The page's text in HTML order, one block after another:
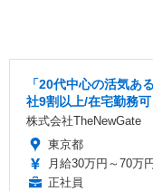
「20代中心の活気あ
社9割以上/在宅勤務可
株式会社TheNewGate
東京都
月給30万円～70万円
正社員